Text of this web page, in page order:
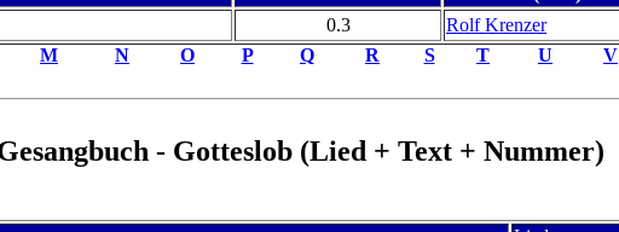
0.3 Rolf Krenzer
M N O P Q R S T U V
- Gotteslob (Lied + Text + Nummer)